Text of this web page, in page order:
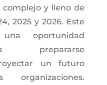
y lleno de
2025 y 2026. Este
oportunidad
prepararse
un futuro